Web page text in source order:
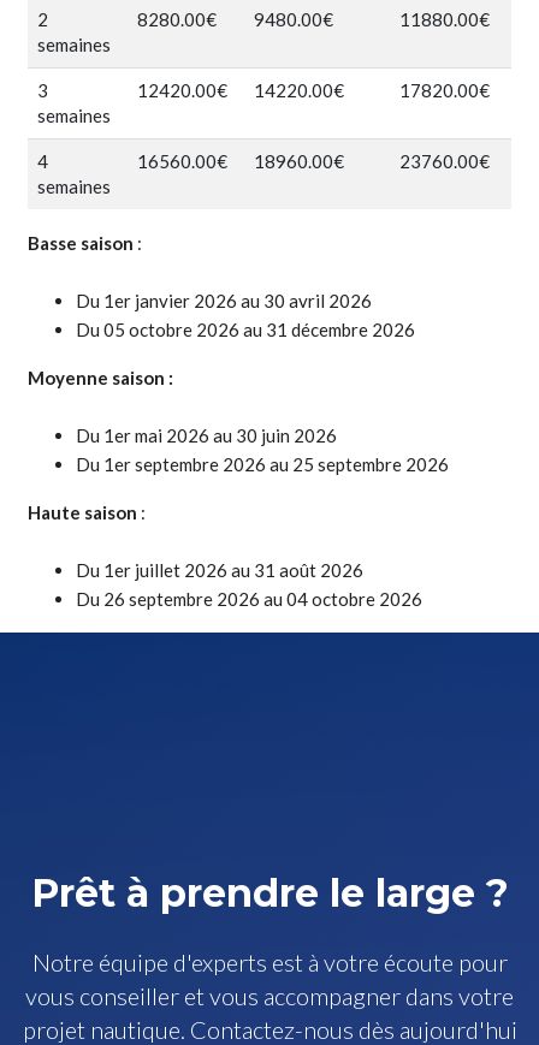
saison)
saison)
saison)
semaine
saison)
semaine
saison)
semaine
saison)
2
semaines
Prix
semaines
(Basse
8280.00€
Prix
semaines
(Moyenne
9480.00€
Prix
semaines
(Haute
11880.00€
3
semaines
Prix
semaines
(Basse
12420.00€
Prix
semaines
(Moyenne
14220.00€
Prix
semaines
(Haute
17820.00€
4
semaines
Prix
(Basse
16560.00€
Prix
18960.00€
Prix
23760.00€
Basse saison :
Du 1er janvier 2026 au 30 avril 2026
Du 05 octobre 2026 au 31 décembre 2026
Moyenne saison :
Du 1er mai 2026 au 30 juin 2026
Du 1er septembre 2026 au 25 septembre 2026
Haute saison :
Du 1er juillet 2026 au 31 août 2026
Du 26 septembre 2026 au 04 octobre 2026
Prêt à prendre le large ?
Notre équipe d'experts est à votre écoute pour
vous conseiller et vous accompagner dans votre
projet nautique. Contactez-nous dès aujourd'hui